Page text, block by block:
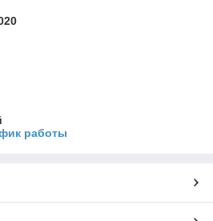
работы